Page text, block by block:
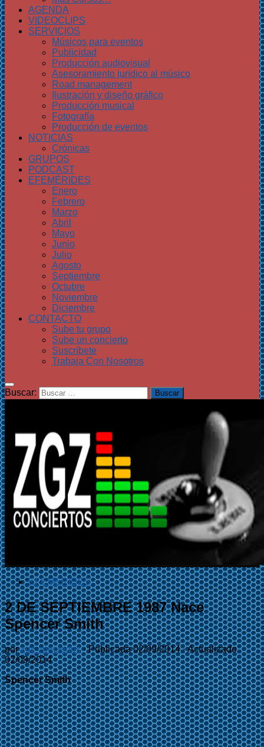
AGENDA
VIDEOCLIPS
SERVICIOS
Músicos para eventos
Publicidad
Producción audiovisual
Asesoramiento jurídico al músico
Road management
Ilustración y diseño gráfico
Producción musical
Fotografía
Producción de eventos
NOTICIAS
Crónicas
GRUPOS
PODCAST
EFEMÉRIDES
Enero
Febrero
Marzo
Abril
Mayo
Junio
Julio
Agosto
Septiembre
Octubre
Noviembre
Diciembre
CONTACTO
Sube tu grupo
Sube un concierto
Suscríbete
Trabaja Con Nosotros
Buscar:
EFEMÉRIDES
2 DE SEPTIEMBRE 1987 Nace
Spencer Smith
porzgz conciertos · Publicada02/09/2014· Actualizado
02/09/2014
Spencer Smith